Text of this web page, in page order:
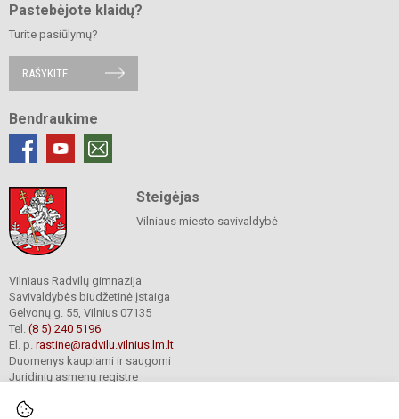
Pastebėjote klaidų?
Turite pasiūlymų?
RAŠYKITE
Bendraukime
Steigėjas
Vilniaus miesto savivaldybė
Vilniaus Radvilų gimnazija
Savivaldybės biudžetinė įstaiga
Gelvonų g. 55, Vilnius 07135
Tel. (8 5) 240 5196
El. p. rastine@radvilu.vilnius.lm.lt
Duomenys kaupiami ir saugomi
Juridinių asmenų registre